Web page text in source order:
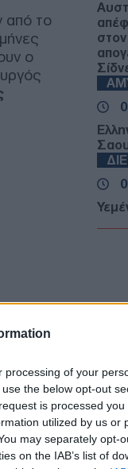
processing of your
the below opt-out
is processed you
utilized by us or
may separately opt-
on the IAB’s list of
από το
ο
σε